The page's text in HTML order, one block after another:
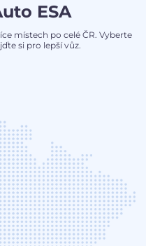
ESA
místech po celé ČR. Vyberte
si pro lepší vůz.